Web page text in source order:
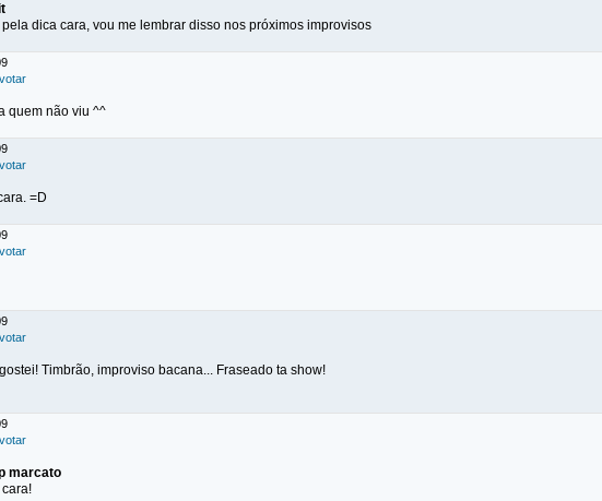
dica cara, vou me lembrar disso nos próximos improvisos
votar
quem não viu ^^
votar
=D
votar
votar
Timbrão, improviso bacana... Fraseado ta show!
votar
marcato